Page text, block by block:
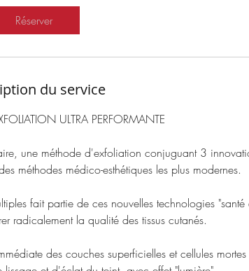
Réserver
du service
ULTRA PERFORMANTE
une méthode d'exfoliation conjuguant 3
méthodes médico-esthétiques les plus modernes.
fait partie de ces nouvelles technologies
radicalement la qualité des tissus cutanés.
des couches superficielles et cellules mortes